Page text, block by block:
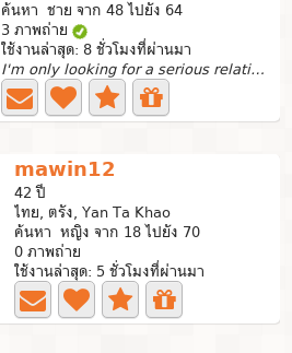
ค้นหา ชาย จาก 48 ไปยัง 64
3 ภาพถ่าย
ใช้งานล่าสุด: 8 ชั่วโมงที่ผ่านมา
I'm only looking for a serious relationship.
mawin12
42 ปี
ไทย, ตรัง, Yan Ta Khao
ค้นหา หญิง จาก 18 ไปยัง 70
0 ภาพถ่าย
ใช้งานล่าสุด: 5 ชั่วโมงที่ผ่านมา